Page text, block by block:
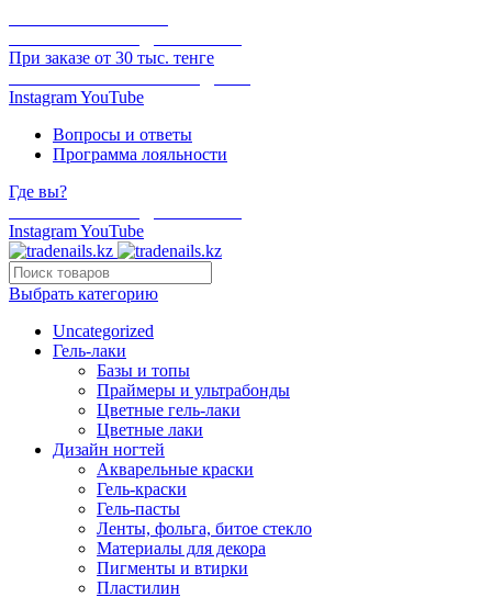
При заказе от 30 тыс. тенге
InstagramYouTube
Вопросы и ответы
Программа лояльности
Где вы?
InstagramYouTube
Выбрать категорию
Uncategorized
Гель-лаки
Базы и топы
Праймеры и ультрабонды
Цветные гель-лаки
Цветные лаки
Дизайн ногтей
Акварельные краски
Гель-краски
Гель-пасты
Ленты, фольга, битое стекло
Материалы для декора
Пигменты и втирки
Пластилин